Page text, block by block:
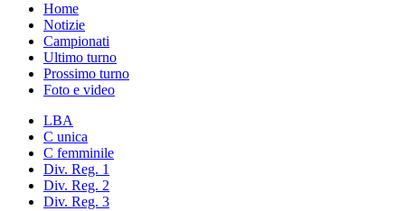
Home
Notizie
Campionati
Ultimo turno
Prossimo turno
Foto e video
LBA
C unica
C femminile
Div. Reg. 1
Div. Reg. 2
Div. Reg. 3